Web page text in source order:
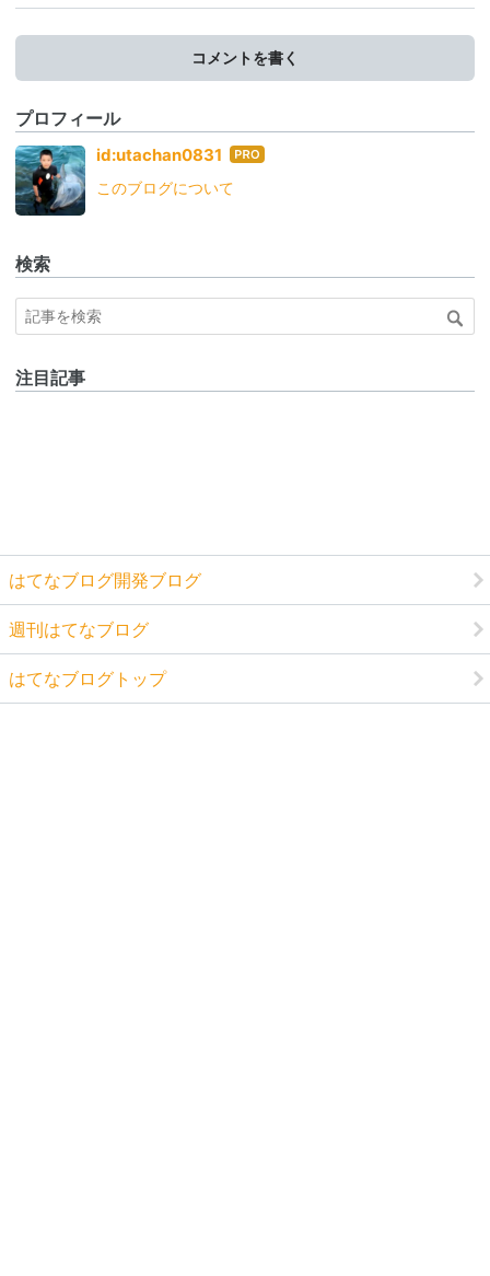
コメントを書く
プロフィール
id:utachan0831 はて
ログ
このブログについて
検索
注目記事
はてなブログ開発ブログ
週刊はてなブログ
はてなブログトップ